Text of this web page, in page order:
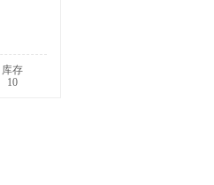
库存
10